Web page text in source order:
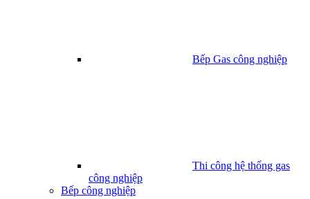
Bếp Gas công nghiệp
Thi công hệ thống gas
công nghiệp
Bếp công nghiệp